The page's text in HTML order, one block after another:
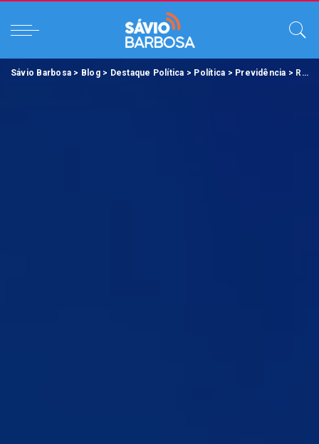
Sávio Barbosa > Blog> Destaque Política > Política > Previdência > Receita do Igeprev aumenta com resgate de dívida previdenciária.